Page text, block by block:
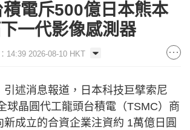
電斥500億日本熊本
一代影像感測器
14:39 2026-08-10 HKT
引述消息報道，日本科技巨擘索尼
球晶圓代工龍頭台積電（TSMC）商
成立的合資企業注資約 1萬億日圓